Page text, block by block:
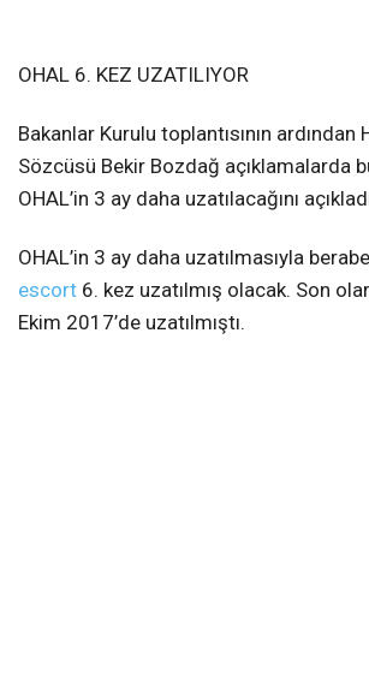
OHAL 6. KEZ UZATILIYOR
Bakanlar Kurulu toplantısının ardından
Sözcüsü Bekir Bozdağ açıklamalarda
OHAL’in 3 ay daha uzatılacağını
OHAL’in 3 ay daha uzatılmasıyla
escort 6. kez uzatılmış olacak. Son
Ekim 2017’de uzatılmıştı.